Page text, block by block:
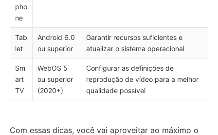
pho
ne
Tab
let
Android 6.0
ou superior
Garantir recursos suficientes e
atualizar o sistema operacional
Sm
art
TV
WebOS 5
ou superior
(2020+)
Configurar as definições de
reprodução de vídeo para a melhor
qualidade possível
Com essas dicas, você vai aproveitar ao máximo o